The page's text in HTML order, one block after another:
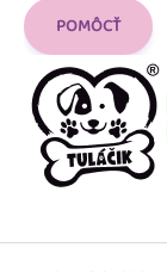
POMÔCŤ